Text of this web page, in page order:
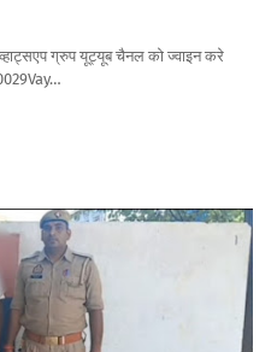
ग्रुप यूट्यूब चैनल को ज्वाइन करे